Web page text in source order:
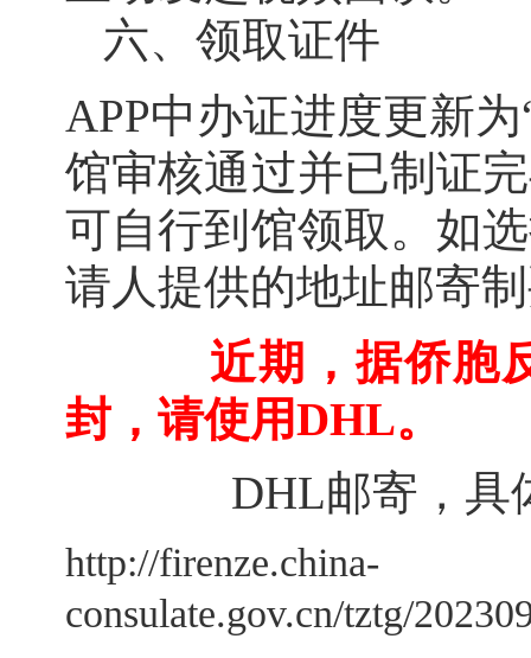
六、领取证件
APP中办证进度更新
馆审核通过并已制证
可自行到馆领取。如
请人提供的地址邮寄
近期，据侨胞
封，请使用DHL。
DHL邮寄，具体
http://firenze.china-
consulate.gov.cn/tztg/